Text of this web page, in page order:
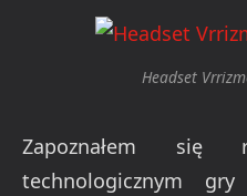
Headset
Zapoznałem się
technologicznym